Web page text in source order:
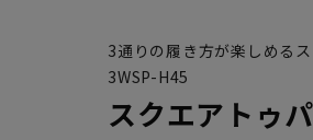
3通りの履き方が楽しめる
3WSP-H45
スクエアトゥ